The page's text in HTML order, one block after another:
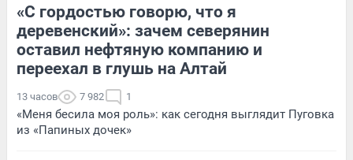
«С гордостью говорю, что я
деревенский»: зачем северянин
оставил нефтяную компанию и
переехал в глушь на Алтай
13 часов 7 982 1
«Меня бесила моя роль»: как сегодня выглядит Пуговка
из «Папиных дочек»